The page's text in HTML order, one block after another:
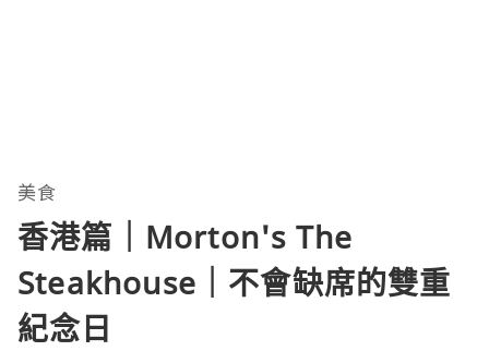
美食
香港篇｜Morton's The
Steakhouse｜不會缺席的雙重
紀念日